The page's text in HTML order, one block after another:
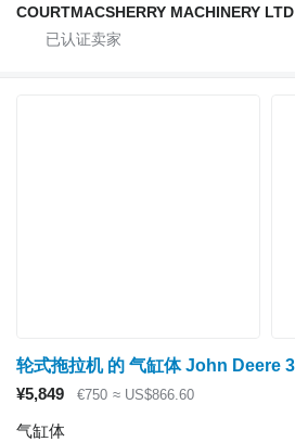
COURTMACSHERRY MACHINERY LTD
¥5,849 €750 ≈ US$866.60
气缸体